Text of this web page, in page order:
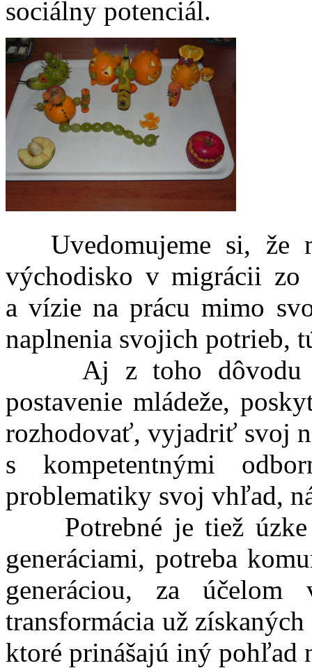
sociálny potenciál.
Uvedomujeme si, že
východisko v migrácii zo
a vízie na prácu mimo
naplnenia svojich potrieb,
Aj z toho dôvodu je
postavenie mládeže,
rozhodovať, vyjadriť svoj
s kompetentnými
problematiky svoj vhľad,
Potrebné je tiež úzke
generáciami, potreba
generáciou, za
transformácia už
ktoré prinášajú iný pohľad